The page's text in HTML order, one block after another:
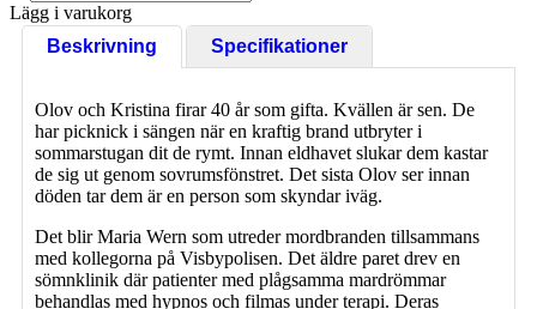
Lägg i varukorg
Beskrivning
Specifikationer
Olov och Kristina firar 40 år som gifta. Kvällen är sen. De
har picknick i sängen när en kraftig brand utbryter i
sommarstugan dit de rymt. Innan eldhavet slukar dem kastar
de sig ut genom sovrumsfönstret. Det sista Olov ser innan
döden tar dem är en person som skyndar iväg.
Det blir Maria Wern som utreder mordbranden tillsammans
med kollegorna på Visbypolisen. Det äldre paret drev en
sömnklinik där patienter med plågsamma mardrömmar
behandlas med hypnos och filmas under terapi. Deras